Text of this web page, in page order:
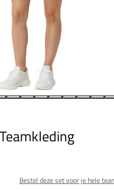
Bestel deze set voor je hele